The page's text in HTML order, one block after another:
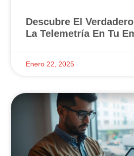
Descubre El
La Telemetría En Tu
Enero 22, 2025